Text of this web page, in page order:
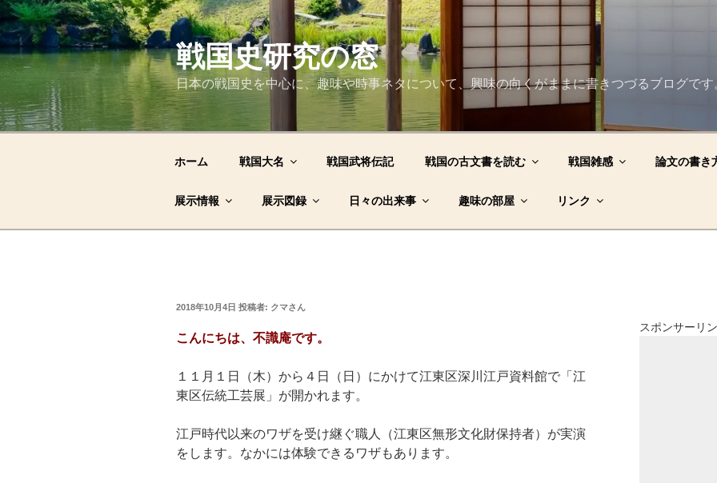
コ
ン
テ
ン
へ
ス
戦国史研究の窓
日本の戦国史を中心に、趣味や時事ネタについて、興味の向くがままに書きつづるブログです
ホーム 戦国大名 戦国武将伝記 戦国の古文書を読む 戦国雑感 論文の書き
展示情報 展示図録 日々の出来事 趣味の部屋 リンク
投
日:
2018年10月4日 投稿者: クマさん
こんにちは、不識庵です。
１１月１日（木）から４日（日）にかけて江東区深川江戸資料館で「江
東区伝統工芸展」が開かれます。
江戸時代以来のワザを受け継ぐ職人（江東区無形文化財保持者）が実演
をします。なかには体験できるワザもあります。
スポンサーリ